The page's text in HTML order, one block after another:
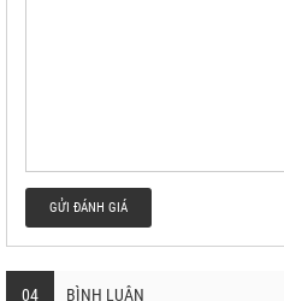
GỬI ĐÁNH GIÁ
04 BÌNH LUẬN